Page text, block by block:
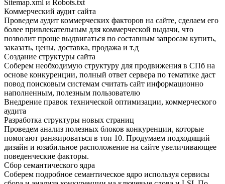
Sitemap.xml и Robots.txt
Коммерческий аудит сайта
Проведем аудит коммерческих факторов на сайте, сделаем его
более привлекательным для коммерческой выдачи, что
позволит проще выдвигаться по составным запросам купить,
заказать, цены, доставка, продажа и т.д
Создание структуры сайта
Соберем необходимую структуру для продвижения в СПб на
основе конкуренции, полный ответ сервера по тематике даст
повод поисковым системам считать сайт информационно
наполненным, полезным пользователю
Внедрение правок технической оптимизации, коммерческого
аудита
Разработка структуры новых страниц
Проведем анализ полезных блоков конкуренции, которые
помогают ранжироваться в топ 10. Продумаем подходящий
дизайн и юзабильное расположение на сайте увеличивающее
поведенческие факторы.
Сбор семантического ядра
Соберем подробное семантическое ядро используя сервисы